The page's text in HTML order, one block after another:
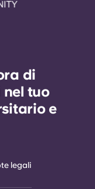
di
tuo
e
legali